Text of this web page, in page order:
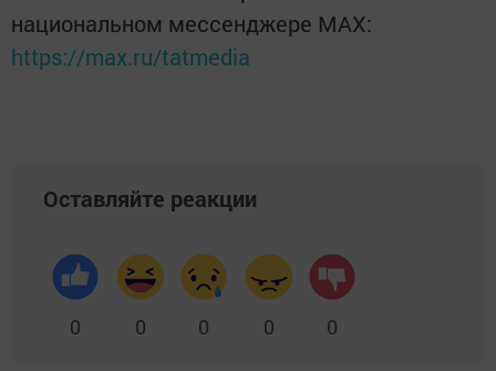
национальном мессенджере MАХ:
https://max.ru/tatmedia
Оставляйте реакции
0 0 0 0 0